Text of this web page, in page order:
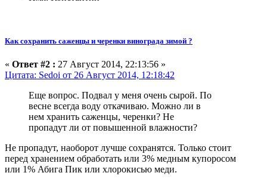
Как сохранить саженцы и черенки винограда зимой ?
« Ответ #2 : 27 Август 2014, 22:13:56 »
Цитата: Sedoi от 26 Август 2014, 12:18:42
Еще вопрос. Подвал у меня очень сырой. По
весне всегда воду откачиваю. Можно ли в
нем хранить саженцы, черенки? Не
пропадут ли от повышенной влажности?
Не пропадут, наоборот лучше сохранятся. Только стоит
перед хранением обработать или 3% медным купоросом
или 1% Абига Пик или хлорокисью меди.